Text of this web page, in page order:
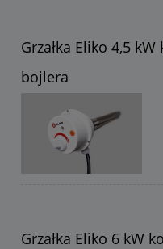
Grzałka Eliko 4,5
bojlera
Grzałka Eliko 6 kW